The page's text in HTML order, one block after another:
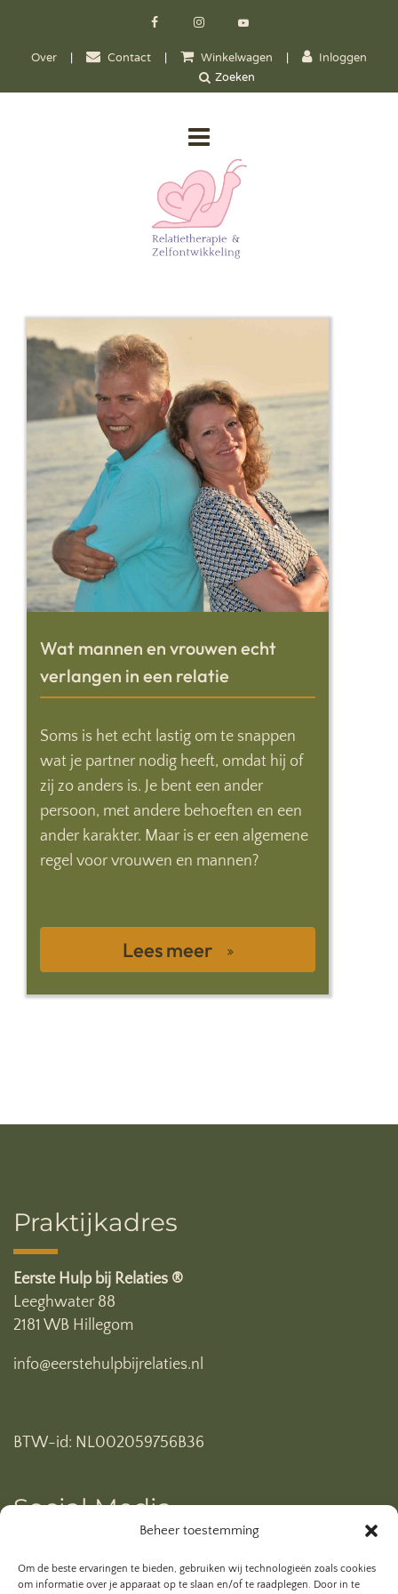
Beheer toestemming
Om de beste ervaringen te bieden, gebruiken wij technologieën zoals cookies
om informatie over je apparaat op te slaan en/of te raadplegen. Door in te
Over | Contact | Winkelwagen | Inloggen
Wat mannen en vrouwen echt
verlangen in een relatie
Soms is het echt lastig om te snappen
wat je partner nodig heeft, omdat hij of
zij zo anders is. Je bent een ander
persoon, met andere behoeften en een
ander karakter. Maar is er een algemene
regel voor vrouwen en mannen?
Lees meer
Praktijkadres
Eerste Hulp bij Relaties ®
Leeghwater 88
2181 WB Hillegom
info@eerstehulpbijrelaties.nl
BTW-id: NL002059756B36
Social Media
Ben je al geabonneerd op mijn YouTube kanaal? Klik
hieronder.